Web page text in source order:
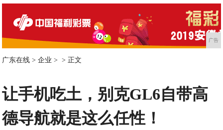
广告
广东在线 >企业 > > 正文
让手机吃土，别克GL6自带高
德导航就是这么任性！